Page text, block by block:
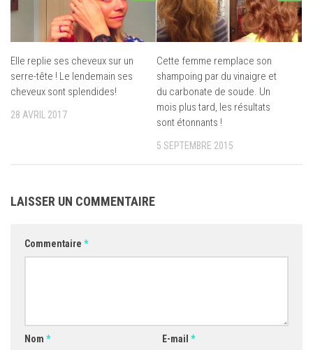
Elle replie ses cheveux sur un
serre-tête ! Le lendemain ses
cheveux sont splendides!
28 AVRIL 2017
Cette femme remplace son
shampoing par du vinaigre et
du carbonate de soude. Un
mois plus tard, les résultats
sont étonnants !
5 SEPTEMBRE 2015
LAISSER UN COMMENTAIRE
Commentaire *
Nom * E-mail *